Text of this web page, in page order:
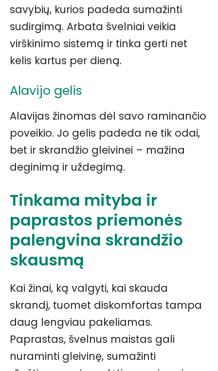
savybių, kurios padeda sumažinti
sudirgimą. Arbata švelniai veikia
virškinimo sistemą ir tinka gerti net
kelis kartus per dieną.
Alavijo gelis
Alavijas žinomas dėl savo raminančio
poveikio. Jo gelis padeda ne tik odai,
bet ir skrandžio gleivinei – mažina
deginimą ir uždegimą.
Tinkama mityba ir
paprastos priemonės
palengvina skrandžio
skausmą
Kai žinai, ką valgyti, kai skauda
skrandį, tuomet diskomfortas tampa
daug lengviau pakeliamas.
Paprastas, švelnus maistas gali
nuraminti gleivinę, sumažinti